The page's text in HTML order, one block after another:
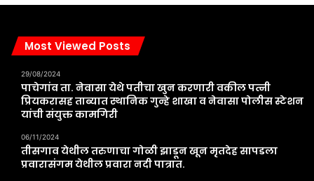
Most Viewed Posts
29/08/2024
पाचेगांव ता. नेवासा येथे पतीचा खुन करणारी वकील पत्नी
प्रियकरासह ताब्यात स्थानिक गुन्हे शाखा व नेवासा पोलीस स्टेशन
यांची संयुक्त कामगिरी
06/11/2024
तीसगाव येथील तरुणाचा गोळी झाडून खून मृतदेह सापडला
प्रवारासंगम येथील प्रवारा नदी पात्रात.